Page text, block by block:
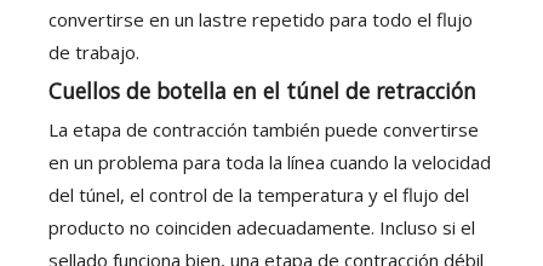
convertirse en un lastre repetido para todo el flujo
de trabajo.
Cuellos de botella en el túnel de retracción
La etapa de contracción también puede convertirse
en un problema para toda la línea cuando la velocidad
del túnel, el control de la temperatura y el flujo del
producto no coinciden adecuadamente. Incluso si el
sellado funciona bien, una etapa de contracción débil